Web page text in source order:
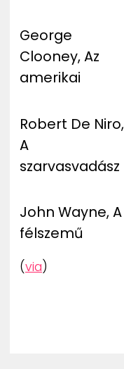
George
Clooney, Az
amerikai
Robert De Niro,
A
szarvasvadász
John Wayne, A
félszemű
(via)